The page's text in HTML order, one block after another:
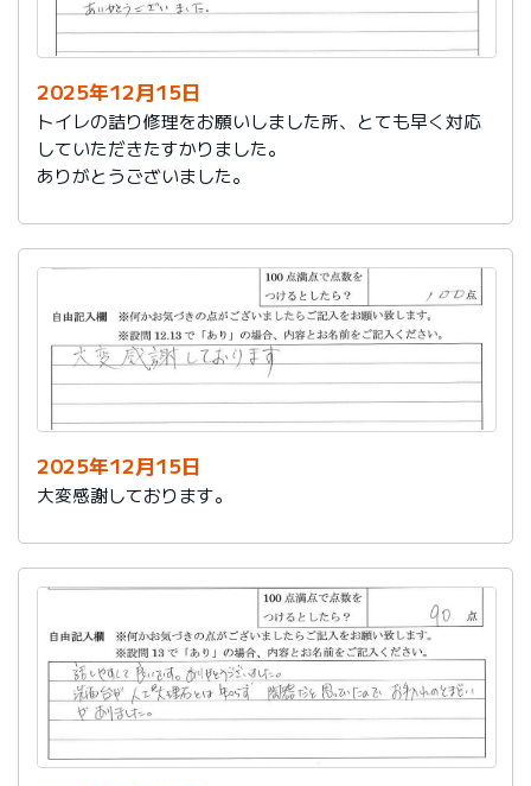
今後は、このような規模の修繕を行うことはおそらく起
こらず、小さな小さな修繕になろうかと思いますが、そ
の折は中田様、渡辺様にお願いさせていただくつもりで
おります。とても素晴らしい社員様です。
寒さもひとしお厳しい折でございますので、社長様、社
員の皆様にはどうぞくれぐれもご自愛くださいますよう
お祈り申し上げます。
敬具
2025年12月15日
トイレの詰り修理をお願いしました所、とても早く対応
していただきたすかりました。
ありがとうございました。
2025年12月15日
大変感謝しております。